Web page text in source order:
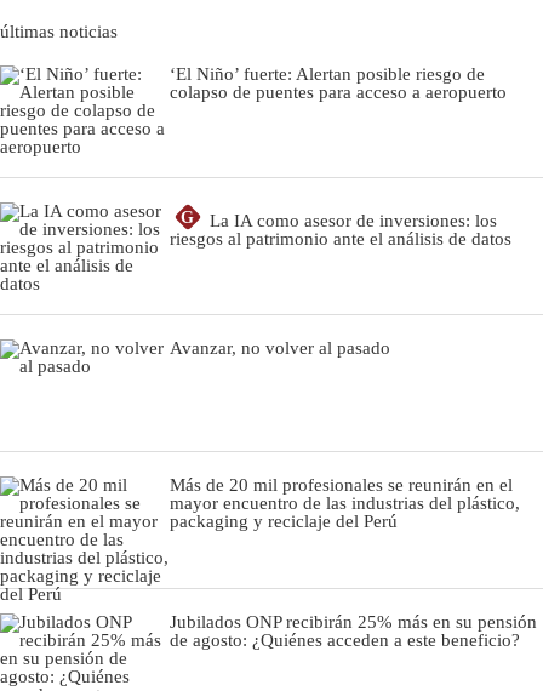
últimas noticias
‘El Niño’ fuerte: Alertan posible riesgo de
colapso de puentes para acceso a aeropuerto
G
La IA como asesor de inversiones: los
riesgos al patrimonio ante el análisis de datos
Avanzar, no volver al pasado
Más de 20 mil profesionales se reunirán en el
mayor encuentro de las industrias del plástico,
packaging y reciclaje del Perú
Jubilados ONP recibirán 25% más en su pensión
de agosto: ¿Quiénes acceden a este beneficio?